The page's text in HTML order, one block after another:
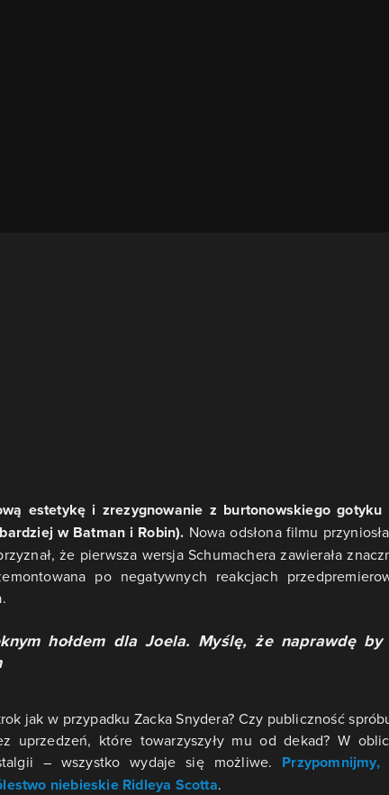
estetykę i zrezygnowanie z burtonowskiego gotyku
w Batman i Robin). Nowa odsłona filmu
że pierwsza wersja Schumachera zawierała
po negatywnych reakcjach
hołdem dla Joela. Myślę, że naprawdę
jak w przypadku Zacka Snydera? Czy publiczność
uprzedzeń, które towarzyszyły mu od dekad? W
– wszystko wydaje się możliwe. Przypomnijmy,
niebieskie Ridleya Scotta.